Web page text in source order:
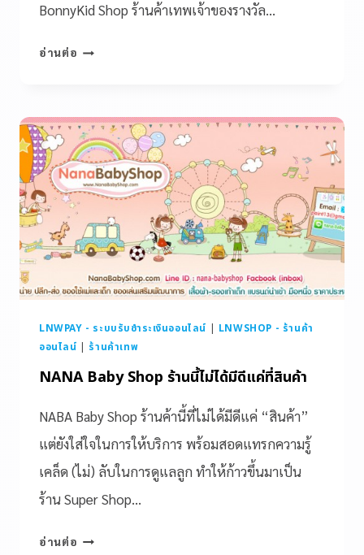
BonnyKid Shop ร้านค้าเทพเจ้าของรางวัล…
อ่านต่อ
LNWPAY - ระบบรับชำระเงินออนไลน์
LNWSHOP - ร้านค้า
ออนไลน์
ร้านค้าเทพ
NANA Baby Shop ร้านนี้ไม่ได้มีดีแค่ที่สินค้า
NABA Baby Shop ร้านค้านี้ที่ไม่ได้มีดีแค่ “สินค้า”
แต่ยังใส่ใจในการให้บริการ พร้อมสอดแทรกความรู้
เคล็ด (ไม่) ลับในการดูแลลูก ทำให้ก้าวขึ้นมาเป็น
ร้าน Super Shop…
อ่านต่อ